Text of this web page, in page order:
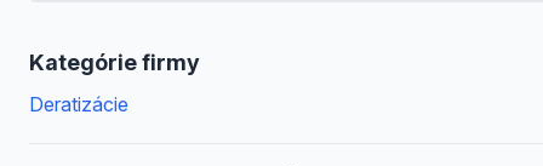
Kategórie firmy
Deratizácie